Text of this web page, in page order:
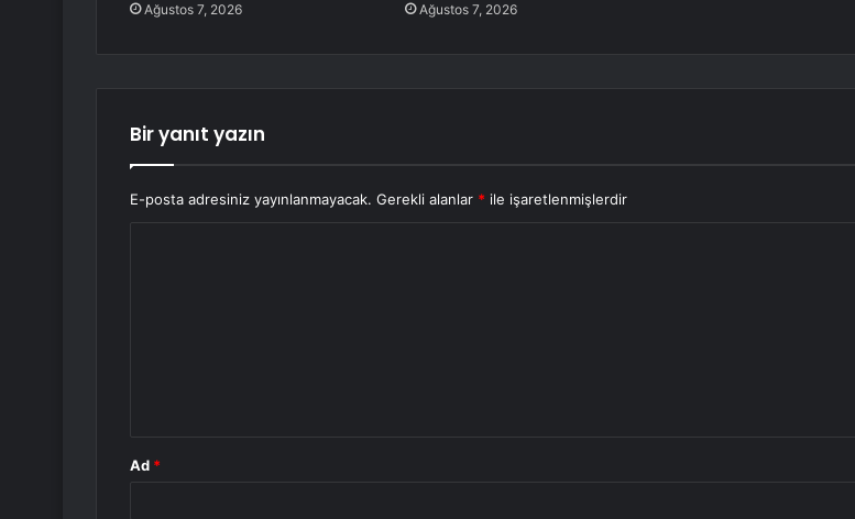
Ağustos 7, 2026 Ağustos 7, 2026
Bir yanıt yazın
E-posta adresiniz yayınlanmayacak. Gerekli alanlar * ile işaretlenmişlerdir
Ad *